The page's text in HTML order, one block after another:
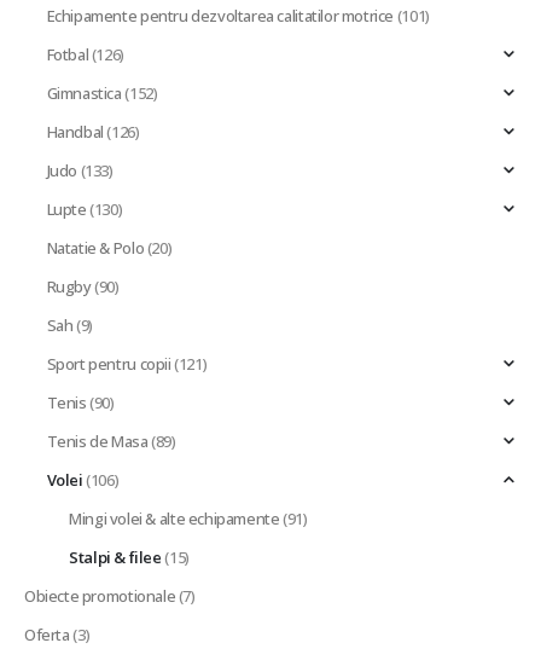
Echipamente pentru dezvoltarea calitatilor motrice (101)
Fotbal(126)
Gimnastica(152)
Handbal(126)
Judo (133)
Lupte(130)
Natatie & Polo(20)
Rugby(90)
Sah(9)
Sport pentru copii(121)
Tenis(90)
Tenis de Masa(89)
Volei(106)
Mingi volei & alte echipamente(91)
Stalpi & filee(15)
Obiecte promotionale(7)
Oferta(3)